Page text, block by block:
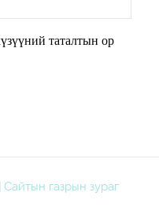
таталтын ор
Сайтын газрын зураг